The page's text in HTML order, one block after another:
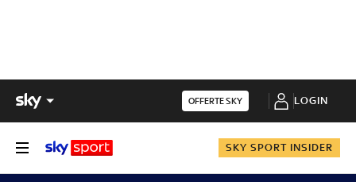
OFFERTE SKY LOGIN
SKY SPORT INSIDER